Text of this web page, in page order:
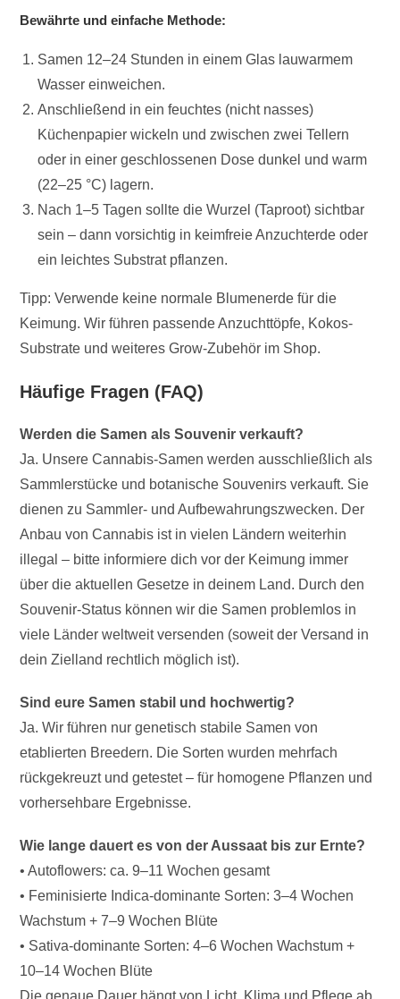
Bewährte und einfache Methode:
Samen 12–24 Stunden in einem Glas lauwarmem
Wasser einweichen.
Anschließend in ein feuchtes (nicht nasses)
Küchenpapier wickeln und zwischen zwei Tellern
oder in einer geschlossenen Dose dunkel und warm
(22–25 °C) lagern.
Nach 1–5 Tagen sollte die Wurzel (Taproot) sichtbar
sein – dann vorsichtig in keimfreie Anzuchterde oder
ein leichtes Substrat pflanzen.
Tipp: Verwende keine normale Blumenerde für die
Keimung. Wir führen passende Anzuchttöpfe, Kokos-
Substrate und weiteres Grow-Zubehör im Shop.
Häufige Fragen (FAQ)
Werden die Samen als Souvenir verkauft?
Ja. Unsere Cannabis-Samen werden ausschließlich als
Sammlerstücke und botanische Souvenirs verkauft. Sie
dienen zu Sammler- und Aufbewahrungszwecken. Der
Anbau von Cannabis ist in vielen Ländern weiterhin
illegal – bitte informiere dich vor der Keimung immer
über die aktuellen Gesetze in deinem Land. Durch den
Souvenir-Status können wir die Samen problemlos in
viele Länder weltweit versenden (soweit der Versand in
dein Zielland rechtlich möglich ist).
Sind eure Samen stabil und hochwertig?
Ja. Wir führen nur genetisch stabile Samen von
etablierten Breedern. Die Sorten wurden mehrfach
rückgekreuzt und getestet – für homogene Pflanzen und
vorhersehbare Ergebnisse.
Wie lange dauert es von der Aussaat bis zur Ernte?
• Autoflowers: ca. 9–11 Wochen gesamt
• Feminisierte Indica-dominante Sorten: 3–4 Wochen
Wachstum + 7–9 Wochen Blüte
• Sativa-dominante Sorten: 4–6 Wochen Wachstum +
10–14 Wochen Blüte